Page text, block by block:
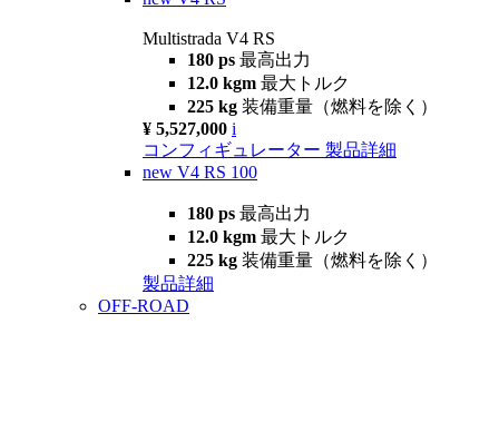
Multistrada V4 RS
180 ps 最高出力
12.0 kgm 最大トルク
225 kg 装備重量（燃料を除く）
¥ 5,527,000 i
コンフィギュレーター 製品詳細
new V4 RS 100
180 ps 最高出力
12.0 kgm 最大トルク
225 kg 装備重量（燃料を除く）
製品詳細
OFF-ROAD